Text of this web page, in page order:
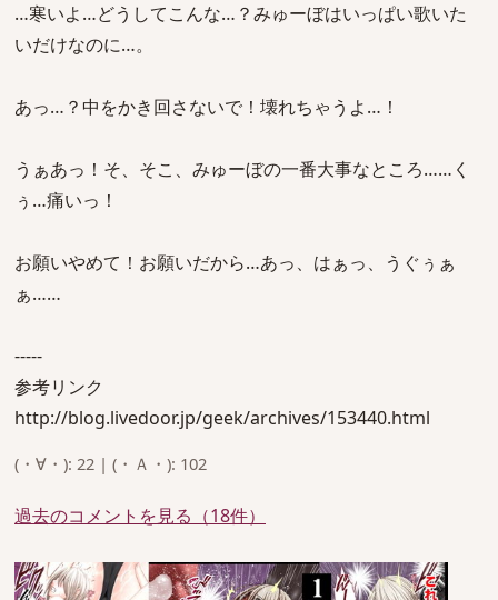
…寒いよ…どうしてこんな…？みゅーぼはいっぱい歌いた
いだけなのに…。
あっ…？中をかき回さないで！壊れちゃうよ…！
うぁあっ！そ、そこ、みゅーぼの一番大事なところ……く
ぅ…痛いっ！
お願いやめて！お願いだから…あっ、はぁっ、うぐぅぁ
ぁ……
-----
参考リンク
http://blog.livedoor.jp/geek/archives/153440.html
(・∀・): 22 | (・Ａ・): 102
過去のコメントを見る（18件）